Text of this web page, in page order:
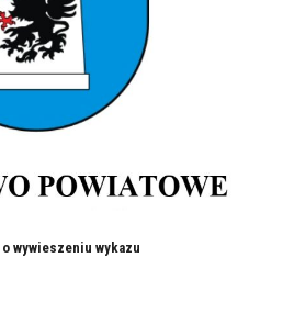
wywieszeniu wykazu